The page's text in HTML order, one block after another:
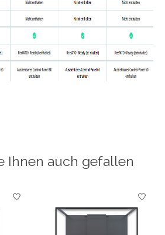
Ihnen auch gefallen